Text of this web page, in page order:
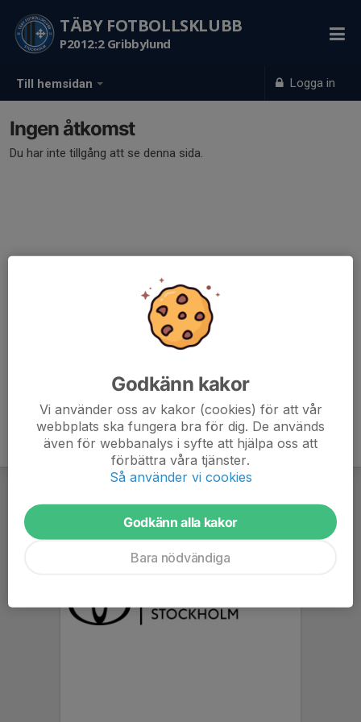
Till hemsidan Logga in
TÄBY FOTBOLLSKLUBB
P2012:2 Gribbylund
Ingen åtkomst
Du har inte tillgång att se denna sida.
Godkänn kakor
Vi använder oss av kakor (cookies) för att vår
webbplats ska fungera bra för dig. De används
även för webbanalys i syfte att hjälpa oss att
förbättra våra tjänster.
Så använder vi cookies
Godkänn alla kakor
Bara nödvändiga